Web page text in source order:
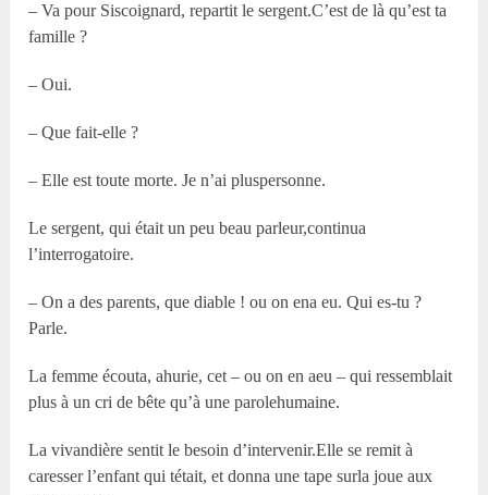
– Va pour Siscoignard, repartit le sergent.C’est de là qu’est ta
famille ?
– Oui.
– Que fait-elle ?
– Elle est toute morte. Je n’ai pluspersonne.
Le sergent, qui était un peu beau parleur,continua
l’interrogatoire.
– On a des parents, que diable ! ou on ena eu. Qui es-tu ?
Parle.
La femme écouta, ahurie, cet – ou on en aeu – qui ressemblait
plus à un cri de bête qu’à une parolehumaine.
La vivandière sentit le besoin d’intervenir.Elle se remit à
caresser l’enfant qui tétait, et donna une tape surla joue aux